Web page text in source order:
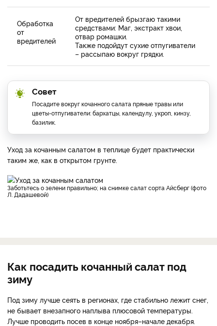
Обработка
от
вредителей
От вредителей брызгаю такими
средствами: Маг, экстракт хвои,
отвар ромашки.
Также подойдут сухие отпугиватели
– рассыпаю вокруг грядки.
Совет
Посадите вокруг кочанного салата пряные травы или
цветы-отпугиватели: бархатцы, календулу, укроп, кинзу,
базилик.
Уход за кочанным салатом в теплице будет практически
таким же, как в открытом грунте.
Заботьтесь о зелени правильно; на снимке салат сорта Айсберг (фото
Л. Дадашевой)
Как посадить кочанный салат под
зиму
Под зиму лучше сеять в регионах, где стабильно лежит снег,
не бывает внезапного наплыва плюсовой температуры.
Лучше проводить посев в конце ноября–начале декабря.